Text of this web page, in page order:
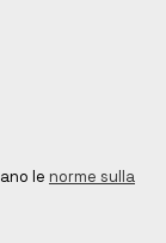
le norme sulla